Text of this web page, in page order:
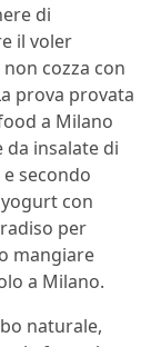
di
il voler
cozza con
prova provata
a Milano
insalate di
secondo
con
per
mangiare
a Milano.
naturale,